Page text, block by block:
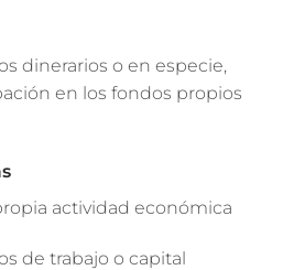
dinerarios o en especie,
en los fondos propios
actividad económica
de trabajo o capital